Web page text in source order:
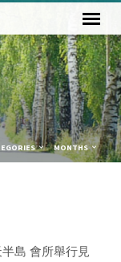
MONTHS
島 會所舉行見